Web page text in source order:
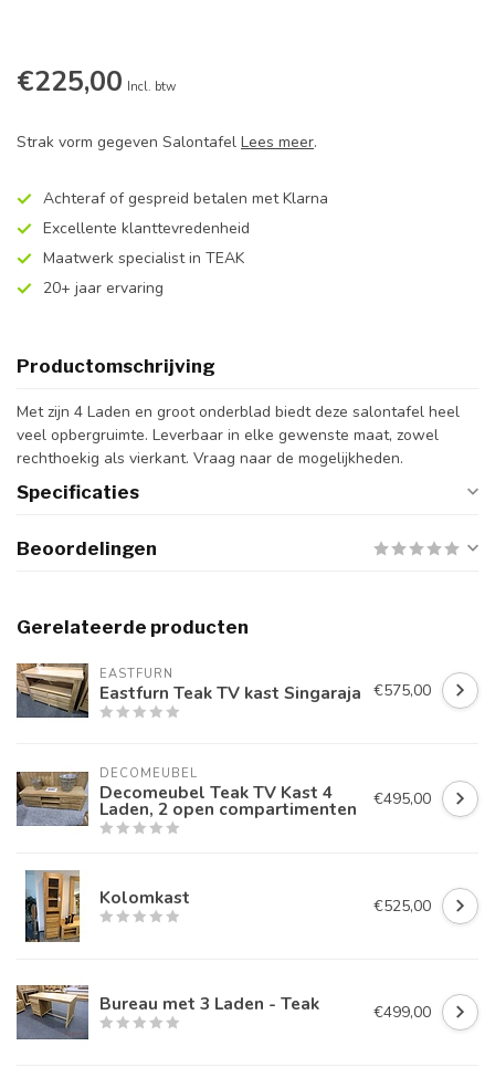
€225,00 Incl. btw
Strak vorm gegeven Salontafel Lees meer.
Achteraf of gespreid betalen met Klarna
Excellente klanttevredenheid
Maatwerk specialist in TEAK
20+ jaar ervaring
Productomschrijving
Met zijn 4 Laden en groot onderblad biedt deze salontafel heel
veel opbergruimte. Leverbaar in elke gewenste maat, zowel
rechthoekig als vierkant. Vraag naar de mogelijkheden.
Specificaties
Beoordelingen
Gerelateerde producten
EASTFURN
Eastfurn Teak TV kast Singaraja €575,00
DECOMEUBEL
Decomeubel Teak TV Kast 4
Laden, 2 open compartimenten €495,00
Kolomkast €525,00
Bureau met 3 Laden - Teak €499,00